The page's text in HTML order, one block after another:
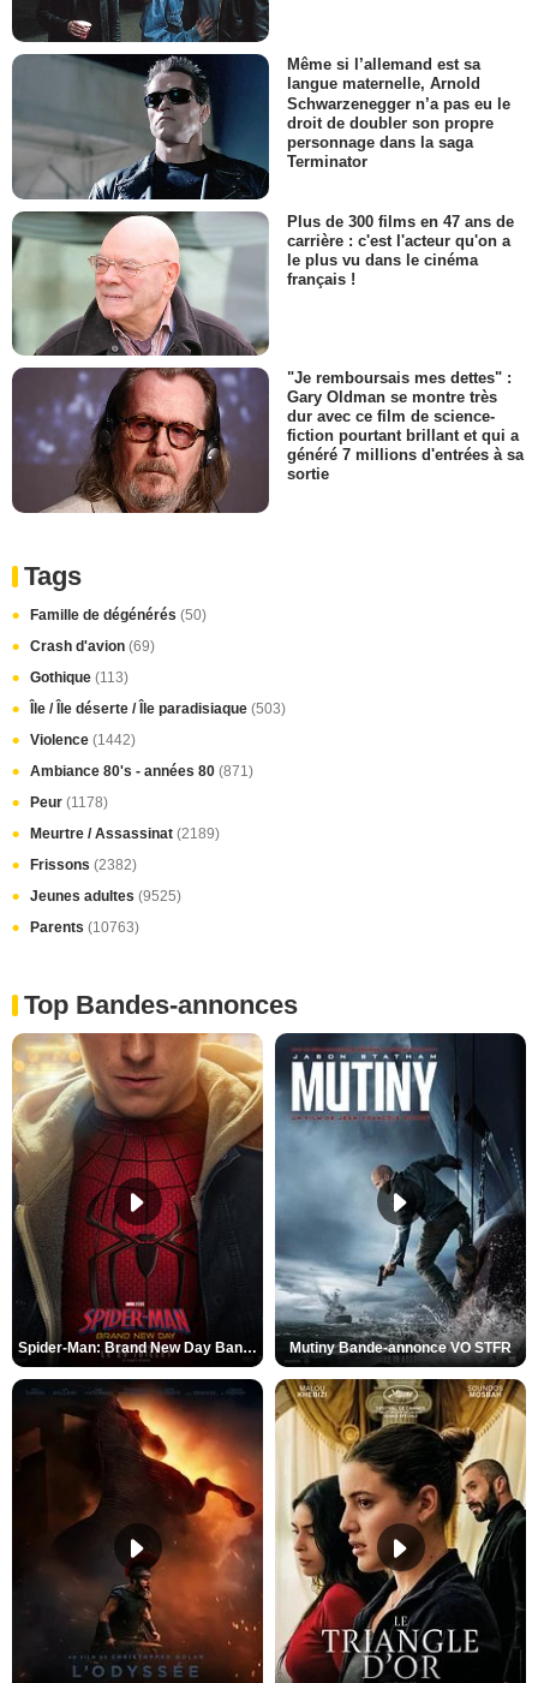
Même si l’allemand est sa
langue maternelle, Arnold
Schwarzenegger n’a pas eu le
droit de doubler son propre
personnage dans la saga
Terminator
Plus de 300 films en 47 ans de
carrière : c'est l'acteur qu'on a
le plus vu dans le cinéma
français !
"Je remboursais mes dettes" :
Gary Oldman se montre très
dur avec ce film de science-
fiction pourtant brillant et qui a
généré 7 millions d'entrées à sa
sortie
Tags
Famille de dégénérés (50)
Crash d'avion (69)
Gothique (113)
Île / Île déserte / Île paradisiaque (503)
Violence (1442)
Ambiance 80's - années 80 (871)
Peur (1178)
Meurtre / Assassinat (2189)
Frissons (2382)
Jeunes adultes (9525)
Parents (10763)
Top Bandes-annonces
Spider-Man: Brand New Day Bande-annonce VO STFR Mutiny Bande-annonce VO STFR